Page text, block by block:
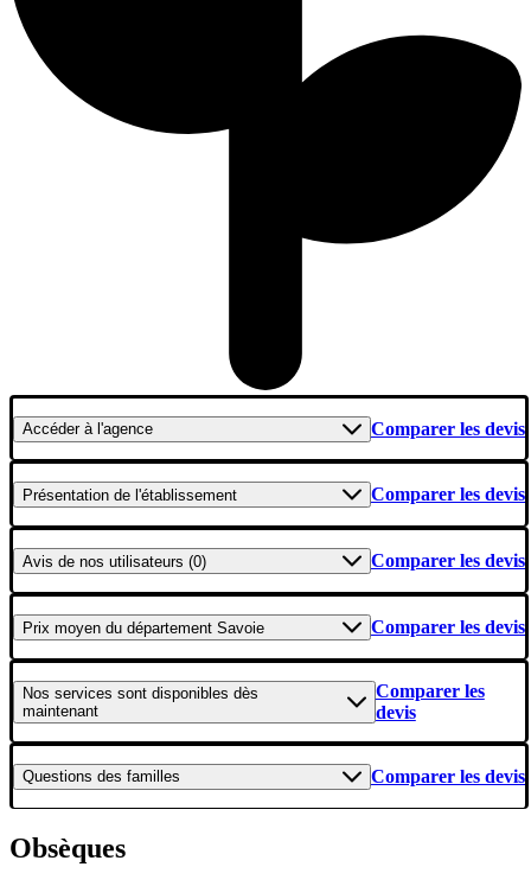
Accéderà l'agence Comparer les devis
Présentation de l'établissement Comparer les devis
Avis de nos utilisateurs (0) Comparer les devis
Prix moyen du département Savoie Comparer les devis
Nos services sont disponibles dès
maintenant
Comparer les
devis
Questions des familles Comparer les devis
Obsèques